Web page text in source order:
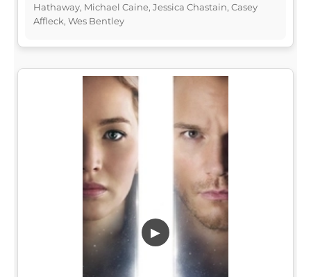
Hathaway, Michael Caine, Jessica Chastain, Casey
Affleck, Wes Bentley
▶